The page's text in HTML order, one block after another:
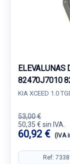
ELEVALUNAS
82470J7010
KIA XCEED 1.0
53,00 €
50,35 € sin IVA.
60,92 € (IVA
Ref: